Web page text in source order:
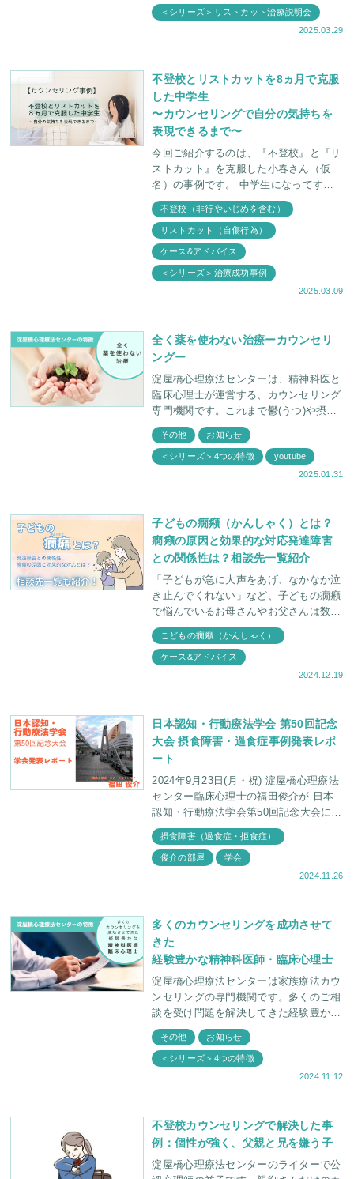
＜シリーズ＞リストカット治療説明会
2025.03.29
不登校とリストカットを8ヵ月で克服
した中学生
〜カウンセリングで自分の気持ちを
表現できるまで〜
今回ご紹介するのは、『不登校』と『リ
ストカット』を克服した小春さん（仮
名）の事例です。 中学生になってすぐ
に不登校気味になった小春さん。 お母
さんは小春さんの長引く不登校に心配が
募りました。
不登校（非行やいじめを含む）
リストカット（自傷行為）
ケース&アドバイス
＜シリーズ＞治療成功事例
2025.03.09
全く薬を使わない治療ーカウンセリ
ングー
淀屋橋心理療法センターは、精神科医と
臨床心理士が運営する、カウンセリング
専門機関です。これまで鬱(うつ)や摂食
障害（拒食症・過食症）、過敏性腸症候
群、発達障害などの様々な症状を、薬を
使わずカウンセリン
その他 お知らせ
＜シリーズ＞4つの特徴
youtube
2025.01.31
子どもの癇癪（かんしゃく）とは？
癇癪の原因と効果的な対応発達障害
との関係性は？相談先一覧紹介
「子どもが急に大声をあげ、なかなか泣
き止んでくれない」など、子どもの癇癪
で悩んでいるお母さんやお父さんは数多
くいることでしょう。子どもの癇癪は予
想しづらく、対応が分からない場合もめ
ずらしくありません。
こどもの癇癪（かんしゃく）
ケース&アドバイス
2024.12.19
日本認知・行動療法学会 第50回記念
大会 摂食障害・過食症事例発表レポ
ート
2024年9月23日(月・祝) 淀屋橋心理療法
センター臨床心理士の福田俊介が 日本
認知・行動療法学会第50回記念大会にて
事例発表をしました。 摂食障害は10
代〜20代
摂食障害（過食症・拒食症）
俊介の部屋
学会
2024.11.26
多くのカウンセリングを成功させて
きた
経験豊かな精神科医師・臨床心理士
淀屋橋心理療法センターは家族療法カウ
ンセリングの専門機関です。多くのご相
談を受け問題を解決してきた経験豊かな
精神科医師と臨床心理士がカウンセラー
として対応させていただきます。 精神
科医師が常駐す
その他 お知らせ
＜シリーズ＞4つの特徴
2024.11.12
不登校カウンセリングで解決した事
例：個性が強く、父親と兄を嫌う子
淀屋橋心理療法センターのライターで公